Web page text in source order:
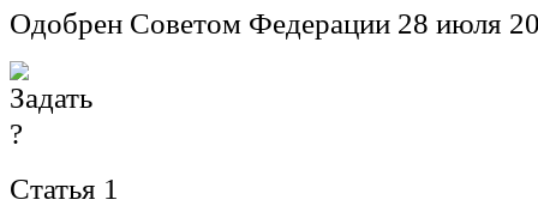
Одобрен Советом Федерации 28 июля
Статья 1